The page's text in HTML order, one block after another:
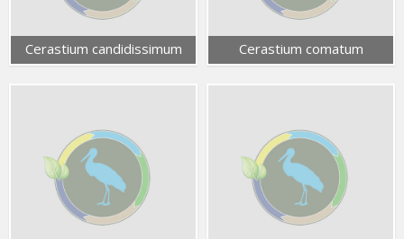
Cerastium candidissimum Cerastium comatum